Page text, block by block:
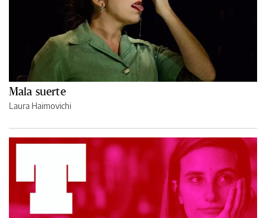
Mala suerte
Laura Haimovichi